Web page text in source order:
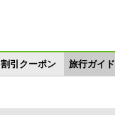
割引クーポン 旅行ガイド